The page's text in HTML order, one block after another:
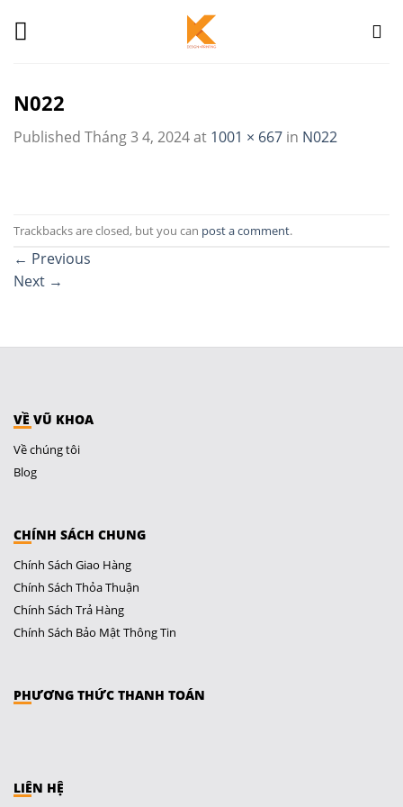
N022
Published Tháng 3 4, 2024at 1001 × 667 in N022
Trackbacks are closed, but you can post a comment.
← Previous
Next →
VỀ VŨ KHOA
Về chúng tôi
Blog
CHÍNH SÁCH CHUNG
Chính Sách Giao Hàng
Chính Sách Thỏa Thuận
Chính Sách Trả Hàng
Chính Sách Bảo Mật Thông Tin
PHƯƠNG THỨC THANH TOÁN
LIÊN HỆ